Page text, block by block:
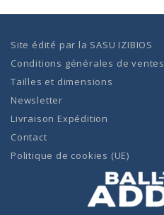
Site édité par la SASU IZIBIOS
Conditions générales de ventes
Tailles et dimensions
Newsletter
Livraison Expédition
Contact
Politique de cookies (UE)